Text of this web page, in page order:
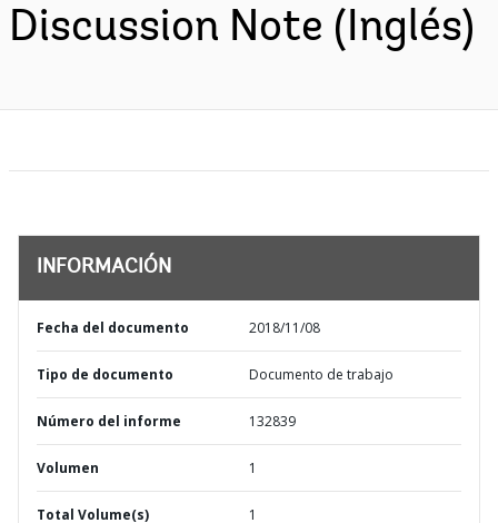
Discussion Note (Inglés)
INFORMACIÓN
Fecha del documento 2018/11/08
Tipo de documento Documento de trabajo
Número del informe 132839
Volumen 1
Total Volume(s) 1